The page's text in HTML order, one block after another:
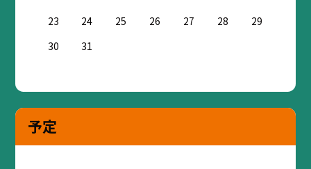
23
24 25 26 27 28
29
30
31
予定